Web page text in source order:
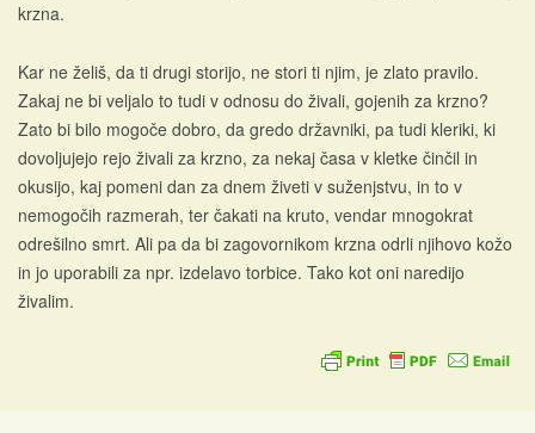
krzna.
Kar ne želiš, da ti drugi storijo, ne stori ti njim, je zlato pravilo.
Zakaj ne bi veljalo to tudi v odnosu do živali, gojenih za krzno?
Zato bi bilo mogoče dobro, da gredo državniki, pa tudi kleriki, ki
dovoljujejo rejo živali za krzno, za nekaj časa v kletke činčil in
okusijo, kaj pomeni dan za dnem živeti v suženjstvu, in to v
nemogočih razmerah, ter čakati na kruto, vendar mnogokrat
odrešilno smrt. Ali pa da bi zagovornikom krzna odrli njihovo kožo
in jo uporabili za npr. izdelavo torbice. Tako kot oni naredijo
živalim.